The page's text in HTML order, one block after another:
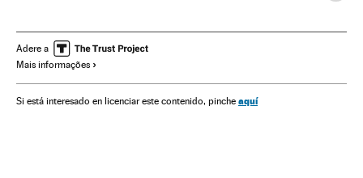
Doenças respiratórias Doenças infecciosas
Adere a
Mais informações
Si está interesado en licenciar este contenido, pinche aquí